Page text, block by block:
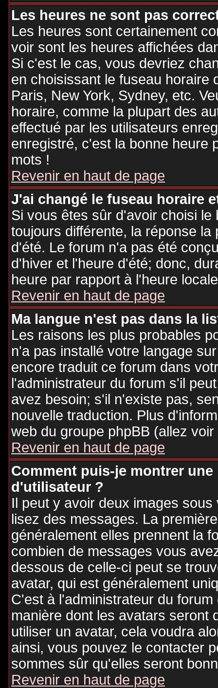
Les heures ne sont pas
Les heures sont certainement
voir sont les heures affichées
Si c'est le cas, vous devriez
en choisissant le fuseau horaire
Paris, New York, Sydney, etc.
horaire, comme la plupart des
effectué par les utilisateurs
enregistré, c'est la bonne heure
mots !
Revenir en haut de page
J'ai changé le fuseau horaire
Si vous êtes sûr d'avoir choisi
toujours différente, la réponse
d'été. Le forum n'a pas été
d'hiver et l'heure d'été; donc,
heure par rapport à l'heure
Revenir en haut de page
Ma langue n'est pas dans la
Les raisons les plus probables
n'a pas installé votre langage
encore traduit ce forum dans
l'administrateur du forum s'il
avez besoin; s'il n'existe pas,
nouvelle traduction. Plus
web du groupe phpBB (allez
Revenir en haut de page
Comment puis-je montrer
d'utilisateur ?
Il peut y avoir deux images
lisez des messages. La
généralement elles prennent la
combien de messages vous
dessous de celle-ci peut se
avatar, qui est généralement
C'est à l'administrateur du
manière dont les avatars seront
utiliser un avatar, cela voudra
ainsi, vous pouvez le contacter
sommes sûr qu'elles seront
Revenir en haut de page